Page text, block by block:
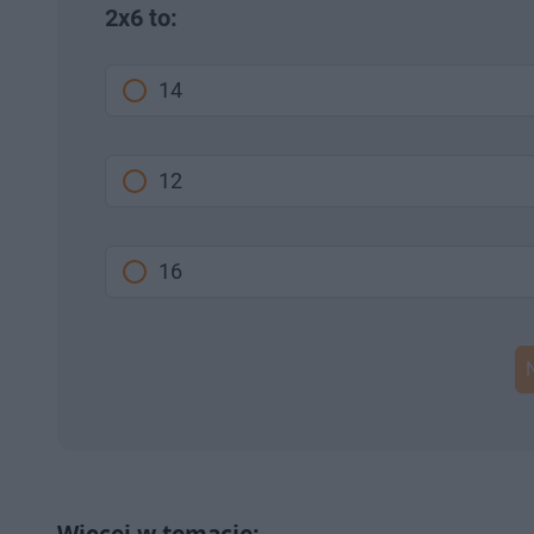
2x6 to:
14
12
16